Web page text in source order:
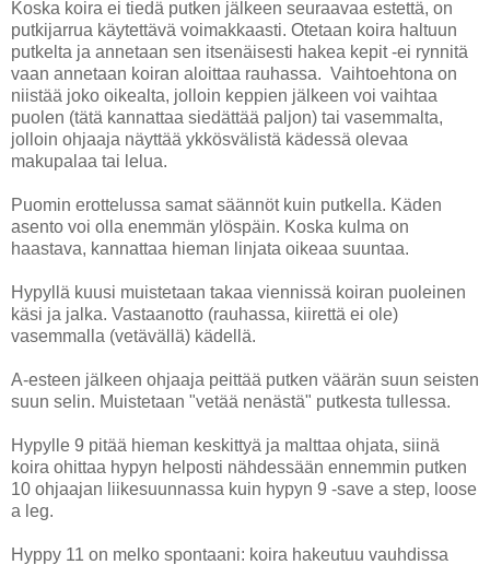
Koska koira ei tiedä putken jälkeen seuraavaa estettä, on
putkijarrua käytettävä voimakkaasti. Otetaan koira haltuun
putkelta ja annetaan sen itsenäisesti hakea kepit -ei rynnitä
vaan annetaan koiran aloittaa rauhassa. Vaihtoehtona on
niistää joko oikealta, jolloin keppien jälkeen voi vaihtaa
puolen (tätä kannattaa siedättää paljon) tai vasemmalta,
jolloin ohjaaja näyttää ykkösvälistä kädessä olevaa
makupalaa tai lelua.
Puomin erottelussa samat säännöt kuin putkella. Käden
asento voi olla enemmän ylöspäin. Koska kulma on
haastava, kannattaa hieman linjata oikeaa suuntaa.
Hypyllä kuusi muistetaan takaa viennissä koiran puoleinen
käsi ja jalka. Vastaanotto (rauhassa, kiirettä ei ole)
vasemmalla (vetävällä) kädellä.
A-esteen jälkeen ohjaaja peittää putken väärän suun seisten
suun selin. Muistetaan "vetää nenästä" putkesta tullessa.
Hypylle 9 pitää hieman keskittyä ja malttaa ohjata, siinä
koira ohittaa hypyn helposti nähdessään ennemmin putken
10 ohjaajan liikesuunnassa kuin hypyn 9 -save a step, loose
a leg.
Hyppy 11 on melko spontaani: koira hakeutuu vauhdissa